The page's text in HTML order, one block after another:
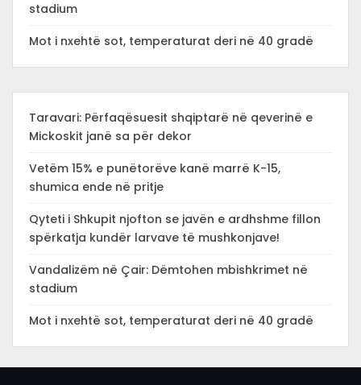
stadium
Mot i nxehtë sot, temperaturat deri në 40 gradë
Taravari: Përfaqësuesit shqiptarë në qeverinë e
Mickoskit janë sa për dekor
Vetëm 15% e punëtorëve kanë marrë K-15,
shumica ende në pritje
Qyteti i Shkupit njofton se javën e ardhshme fillon
spërkatja kundër larvave të mushkonjave!
Vandalizëm në Çair: Dëmtohen mbishkrimet në
stadium
Mot i nxehtë sot, temperaturat deri në 40 gradë